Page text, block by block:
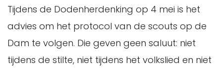
Tijdens de Dodenherdenking op 4 mei is het
advies om het protocol van de scouts op de
Dam te volgen. Die geven geen saluut: niet
tijdens de stilte, niet tijdens het volkslied en niet